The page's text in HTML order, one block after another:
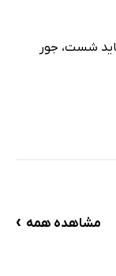
دهید
شست، جور
مشاهده همه ›